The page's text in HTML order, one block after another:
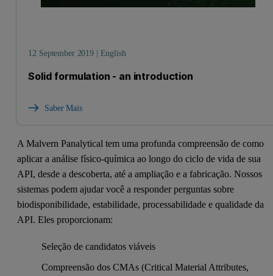
12 September 2019 | English
Solid formulation - an introduction
Saber Mais
A Malvern Panalytical tem uma profunda compreensão de como
aplicar a análise físico-química ao longo do ciclo de vida de sua
API, desde a descoberta, até a ampliação e a fabricação. Nossos
sistemas podem ajudar você a responder perguntas sobre
biodisponibilidade, estabilidade, processabilidade e qualidade da
API. Eles proporcionam:
Seleção de candidatos viáveis
Compreensão dos CMAs (Critical Material Attributes,